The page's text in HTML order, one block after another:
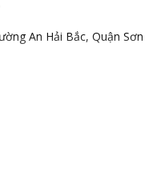
An Hải Bắc, Quận Sơn
công viên biển Đông
chuyển, rất thuẩn tiện để
nơi nhất định phải ghé
1.2 km, cầu khóa tình
Chăm 2.1 km, Asia Park